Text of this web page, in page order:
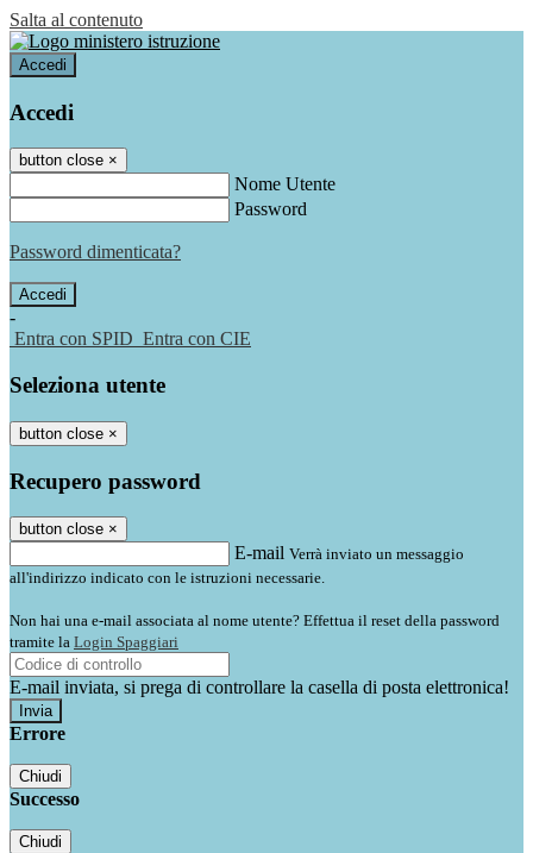
Salta al contenuto
Accedi
Accedi
button close ×
Nome Utente
Password
Password dimenticata?
-
Entra con SPID Entra con CIE
Seleziona utente
button close ×
Recupero password
button close ×
E-mail Verrà inviato un messaggio
all'indirizzo indicato con le istruzioni necessarie.
Non hai una e-mail associata al nome utente? Effettua il reset della password
tramite la Login Spaggiari
E-mail inviata, si prega di controllare la casella di posta elettronica!
Errore
Chiudi
Successo
Chiudi